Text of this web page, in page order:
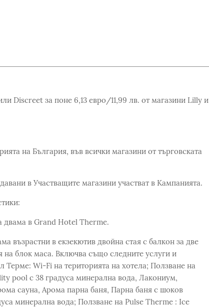
Discreet за поне 6,13 евро/11,99 лв. от магазини Lilly и
на България, във всички магазини от търговската
в Участващите магазини участват в Кампанията.
двама в Grand Hotel Therme.
възрастни в екзекютив двойна стая с балкон за две
на блок маса. Включва също следните услуги и
Терме: Wi-Fi на територията на хотела; Ползване на
pool с 38 градуса минерална вода, Лакониум,
сауна, Арома парна баня, Парна баня с шоков
минерална вода; Ползване на Pulse Therme : Ice